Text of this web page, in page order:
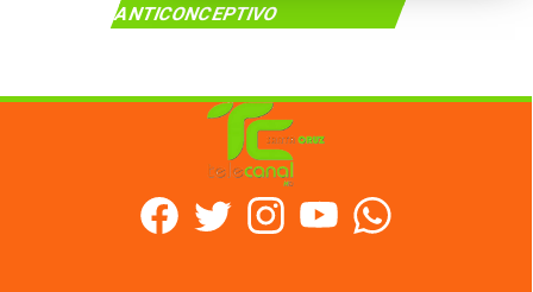
ANTICONCEPTIVO